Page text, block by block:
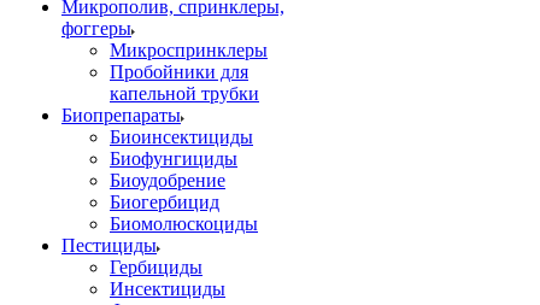
Микрополив, спринклеры,
фоггеры
Микроспринклеры
Пробойники для
капельной трубки
Биопрепараты
Биоинсектициды
Биофунгициды
Биоудобрение
Биогербицид
Биомолюскоциды
Пестициды
Гербициды
Инсектициды